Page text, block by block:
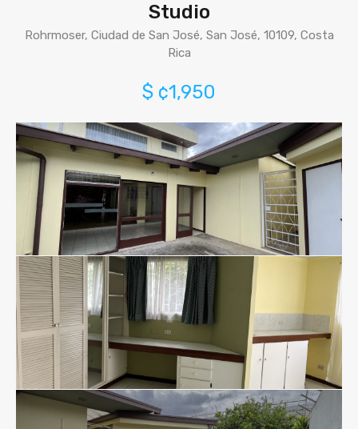
Studio
Rohrmoser, Ciudad de San José, San José, 10109, Costa
Rica
$ ¢1,950